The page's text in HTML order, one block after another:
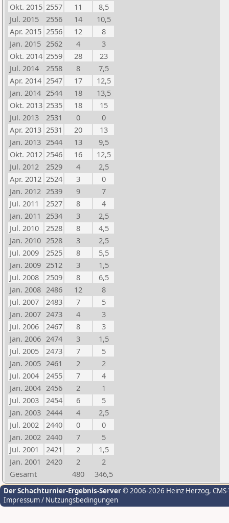
Okt. 2015 2557 11
8,5
Jul. 2015
2556 14
10,5
Apr. 2015 2556 12
8
Jan. 2015 2562 4
3
Okt. 2014 2559 28
23
Jul. 2014
2558 8
7,5
Apr. 2014 2547 17
12,5
Jan. 2014 2544 18
13,5
Okt. 2013 2535 18
15
Jul. 2013
2531 0
0
Apr. 2013 2531 20
13
Jan. 2013 2544 13
9,5
Okt. 2012 2546 16
12,5
Jul. 2012
2529 4
2,5
Apr. 2012 2524 3
0
Jan. 2012 2539 9
7
Jul. 2011
2527 8
4
Jan. 2011 2534 3
2,5
Jul. 2010
2528 8
4,5
Jan. 2010 2528 3
2,5
Jul. 2009
2525 8
5,5
Jan. 2009 2512 3
1,5
Jul. 2008
2509 8
6,5
Jan. 2008 2486 12
8
Jul. 2007
2483 7
5
Jan. 2007 2473 4
3
Jul. 2006
2467 8
3
Jan. 2006 2474 3
1,5
Jul. 2005
2473 7
5
Jan. 2005 2461 2
2
Jul. 2004
2455 7
4
Jan. 2004 2456 2
1
Jul. 2003
2454 6
5
Jan. 2003 2444 4
2,5
Jul. 2002
2440 0
0
Jan. 2002 2440 7
5
Jul. 2001
2421 2
1,5
Jan. 2001 2420 2
2
Gesamt
480 346,5
Der Schachturnier-Ergebnis-Server© 2006-2026 Heinz Herzog,
Impressum / Nutzungsbedingungen